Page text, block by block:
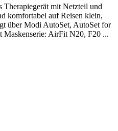
mit Netzteil und
komfortabel auf Reisen klein,
über Modi AutoSet, AutoSet for
AirFit N20, F20 ...